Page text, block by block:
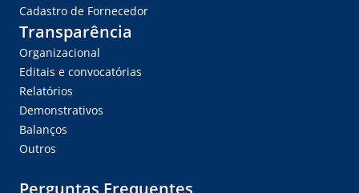
Cadastro de Fornecedor
Transparência
Organizacional
Editais e convocatórias
Relatórios
Demonstrativos
Balanços
Outros
Perguntas Frequentes